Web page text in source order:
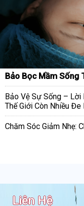
Bảo Bọc Mầm Sống
Bảo Vệ Sự Sống – Lời
Thế Giới Còn Nhiều
Chăm Sóc Giảm Nhẹ:
Liên Hệ